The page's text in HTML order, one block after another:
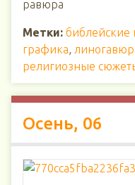
равюра
Метки: библейские
графика,
религиозные
Осень, 06